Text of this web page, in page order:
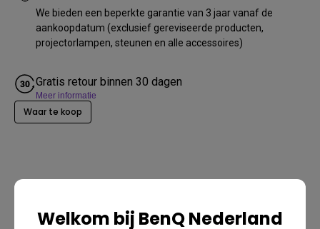
Welkom bij BenQ Nederland
We bieden een beperkte garantie van 3 jaar vanaf de
aankoopdatum (exclusief gereviseerde producten,
projectorlampen, steunen en alle accessoires)
Gratis retour binnen 30 dagen
Meer informatie
Waar te koop